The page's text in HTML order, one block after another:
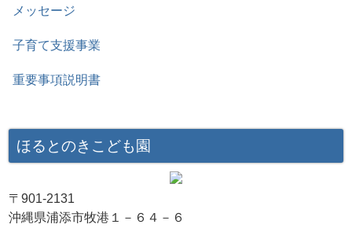
メッセージ
子育て支援事業
重要事項説明書
ほるとのきこども園
〒901-2131
沖縄県浦添市牧港１－６４－６